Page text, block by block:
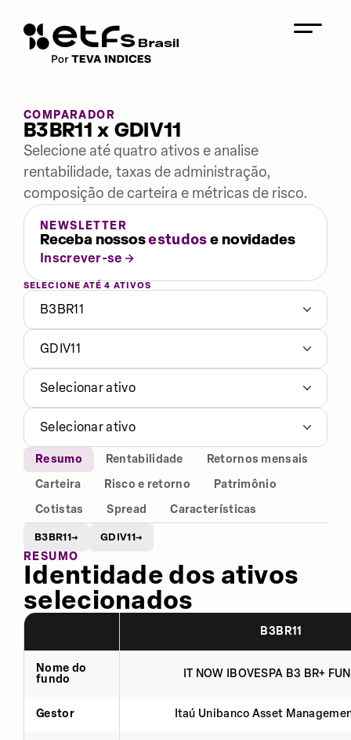
COMPARADOR
B3BR11 x GDIV11
Selecione até quatro ativos e analise
rentabilidade, taxas de administração,
composição de carteira e métricas de risco.
NEWSLETTER
Receba nossosestudose novidades
Inscrever-se
SELECIONE ATÉ 4 ATIVOS
B3BR11
GDIV11
Selecionar ativo
Selecionar ativo
Resumo Rentabilidade
Retornos mensais
Carteira
Risco e retorno
Patrimônio
Cotistas
Spread Características
B3BR11→ GDIV11→
RESUMO
Identidade dos ativos
selecionados
B3BR11
Nome do
fundo
IT NOW IBOVESPA B3 BR+
Gestor Itaú Unibanco Asset